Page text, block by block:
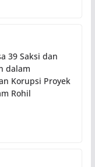
39 Saksi dan
dalam
Korupsi Proyek
Rohil